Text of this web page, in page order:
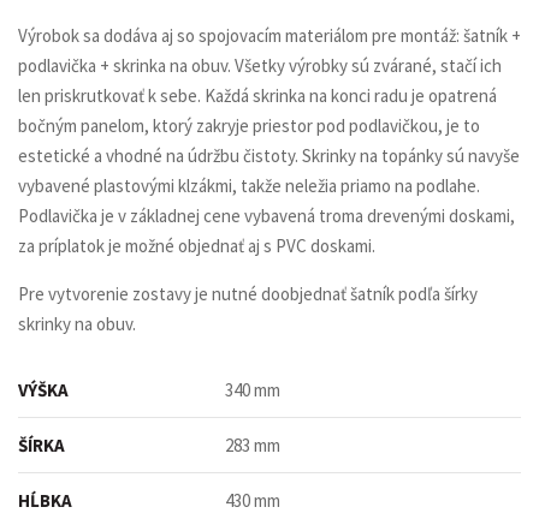
Výrobok sa dodáva aj so spojovacím materiálom pre montáž: šatník +
podlavička + skrinka na obuv. Všetky výrobky sú zvárané, stačí ich
len priskrutkovať k sebe. Každá skrinka na konci radu je opatrená
bočným panelom, ktorý zakryje priestor pod podlavičkou, je to
estetické a vhodné na údržbu čistoty. Skrinky na topánky sú navyše
vybavené plastovými klzákmi, takže neležia priamo na podlahe.
Podlavička je v základnej cene vybavená troma drevenými doskami,
za príplatok je možné objednať aj s PVC doskami.
Pre vytvorenie zostavy je nutné doobjednať šatník podľa šírky
skrinky na obuv.
VÝŠKA 340 mm
ŠÍRKA 283 mm
HĹBKA 430 mm